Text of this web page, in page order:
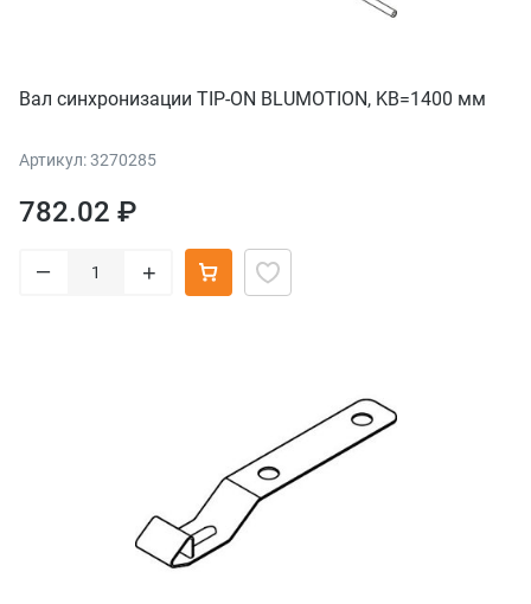
Вал синхронизации TIP-ON BLUMOTION, KB=1400 мм
Артикул: 3270285
782.02 ₽
– +